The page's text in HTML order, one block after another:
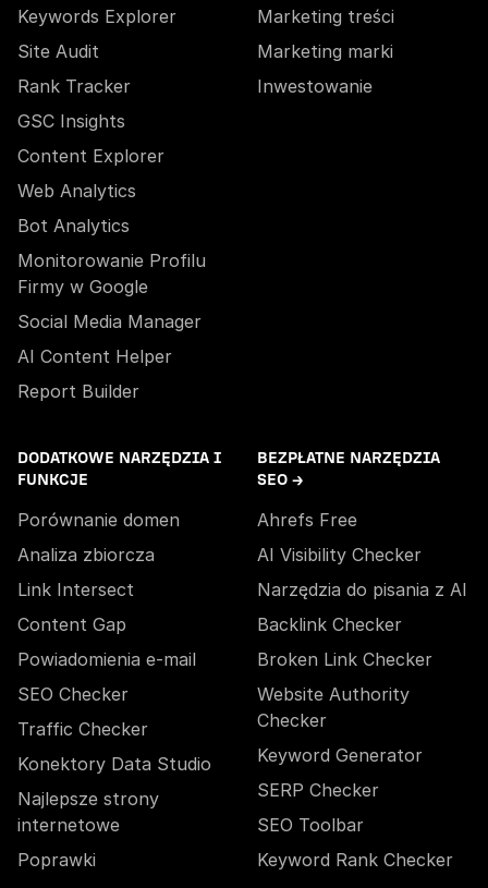
Keywords Explorer
Site Audit
Rank Tracker
GSC Insights
Content Explorer
Web Analytics
Bot Analytics
Monitorowanie Profilu
Firmy w Google
Social Media Manager
AI Content Helper
Report Builder
Marketing treści
Marketing marki
Inwestowanie
DODATKOWE NARZĘDZIA I
FUNKCJE
Porównanie domen
Analiza zbiorcza
Link Intersect
Content Gap
Powiadomienia e-mail
SEO Checker
Traffic Checker
Konektory Data Studio
Najlepsze strony
internetowe
Poprawki
BEZPŁATNE NARZĘDZIA
SEO →
Ahrefs Free
AI Visibility Checker
Narzędzia do pisania z AI
Backlink Checker
Broken Link Checker
Website Authority
Checker
Keyword Generator
SERP Checker
SEO Toolbar
Keyword Rank Checker